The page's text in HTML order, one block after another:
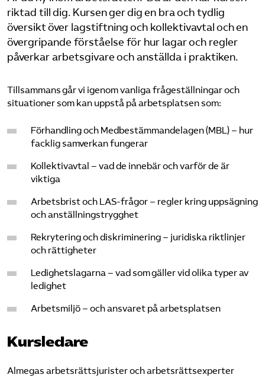
Sök på sakerhetsforetagen.se
riktad till dig. Kursen ger dig en bra och tydlig
översikt över lagstiftning och kollektivavtal och en
övergripande förståelse för hur lagar och regler
påverkar arbetsgivare och anställda i praktiken.
Tillsammans går vi igenom vanliga frågeställningar och
situationer som kan uppstå på arbetsplatsen som:
Förhandling och Medbestämmandelagen (MBL) – hur
facklig samverkan fungerar
Kollektivavtal – vad de innebär och varför de är
viktiga
Arbetsbrist och LAS-frågor – regler kring uppsägning
och anställningstrygghet
Rekrytering och diskriminering – juridiska riktlinjer
och rättigheter
Ledighetslagarna – vad som gäller vid olika typer av
ledighet
Arbetsmiljö – och ansvaret på arbetsplatsen
Kursledare
Almegas arbetsrättsjurister och arbetsrättsexperter